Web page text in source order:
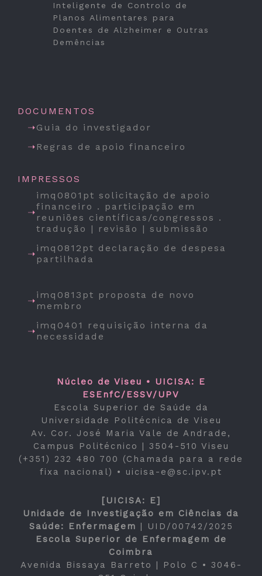
Inteligente de Controlo de
Planos Alimentares para
Doentes de Alzheimer e Outras
Demências
DOCUMENTOS
Guia do investigador
Regras de apoio financeiro
IMPRESSOS
imq0801pt solicitação de apoio
financeiro . participação em
reuniões científicas/congressos .
tradução | revisão | submissão
imq0812pt declaração de despesa
partilhada
imq0813pt proposta de novo
membro
imq0401 requisição interna da
necessidade
Núcleo de Viseu • UICISA: E
ESEnfC/ESSV/UPV
Escola Superior de Saúde da
Universidade Politécnica de Viseu
Av. Cor. José Maria Vale de Andrade,
Campus Politécnico | 3504-510 Viseu
(+351) 232 480 700 (Chamada para a rede
fixa nacional) • uicisa-e@sc.ipv.pt
[UICISA: E]
Unidade de Investigação em Ciências da
Saúde: Enfermagem |
UID/00742/2025
Escola Superior de Enfermagem de
Coimbra
Avenida Bissaya Barreto | Polo C • 3046-